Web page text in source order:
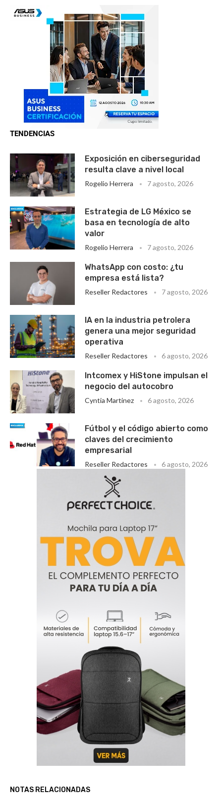
TENDENCIAS
Exposición en ciberseguridad
resulta clave a nivel local
Rogelio Herrera 7 agosto, 2026
Estrategia de LG México se
basa en tecnología de alto
valor
Rogelio Herrera 7 agosto, 2026
WhatsApp con costo: ¿tu
empresa está lista?
Reseller Redactores 7 agosto, 2026
IA en la industria petrolera
genera una mejor seguridad
operativa
Reseller Redactores 6 agosto, 2026
Intcomex y HiStone impulsan el
negocio del autocobro
Cyntia Martinez 6 agosto, 2026
Fútbol y el código abierto como
claves del crecimiento
empresarial
Reseller Redactores 6 agosto, 2026
NOTAS RELACIONADAS